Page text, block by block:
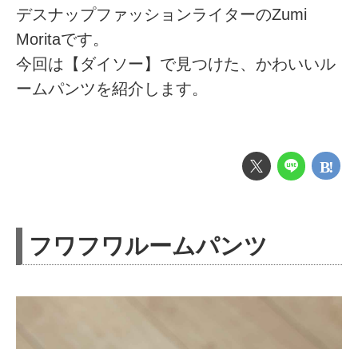
デスナップファッションライターのZumi
Moritaです。
今回は【ダイソー】で見つけた、かわいいル
ームパンツを紹介します。
フワフワルームパンツ